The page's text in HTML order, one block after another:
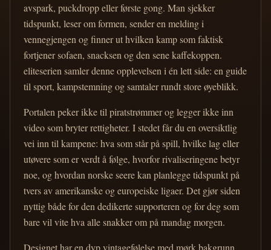
avspark, puckdropp eller første gong. Man sjekker
tidspunkt, leser om formen, sender en melding i
vennegjengen og finner ut hvilken kamp som faktisk
fortjener sofaen, snacksen og den sene kaffekoppen.
eliteserien samler denne opplevelsen i én lett side: en guide
til sport, kampstemning og samtaler rundt store øyeblikk.
Portalen peker ikke til piratstrømmer og legger ikke inn
video som bryter rettigheter. I stedet får du en oversiktlig
vei inn til kampene: hva som står på spill, hvilke lag eller
utøvere som er verdt å følge, hvorfor rivaliseringene betyr
noe, og hvordan norske seere kan planlegge tidspunkt på
tvers av amerikanske og europeiske ligaer. Det gjør siden
nyttig både for den dedikerte supporteren og for deg som
bare vil vite hva alle snakker om på mandag morgen.
Designet har en dyp vintagefølelse med mørk bakgrunn,